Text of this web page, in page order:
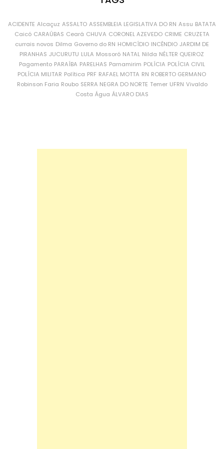
ACIDENTE Alcaçuz ASSALTO ASSEMBLEIA LEGISLATIVA DO RN Assu BATATA
Caicó CARAÚBAS Ceará CHUVA CORONEL AZEVEDO CRIME CRUZETA
currais novos Dilma Governo do RN HOMICÍDIO INCÊNDIO JARDIM DE
PIRANHAS JUCURUTU LULA Mossoró NATAL Nilda NÉLTER QUEIROZ
Pagamento PARAÍBA PARELHAS Parnamirim POLÍCIA POLÍCIA CIVIL
POLÍCIA MILITAR Política PRF RAFAEL MOTTA RN ROBERTO GERMANO
Robinson Faria Roubo SERRA NEGRA DO NORTE Temer UFRN Vivaldo
Costa Água ÁLVARO DIAS